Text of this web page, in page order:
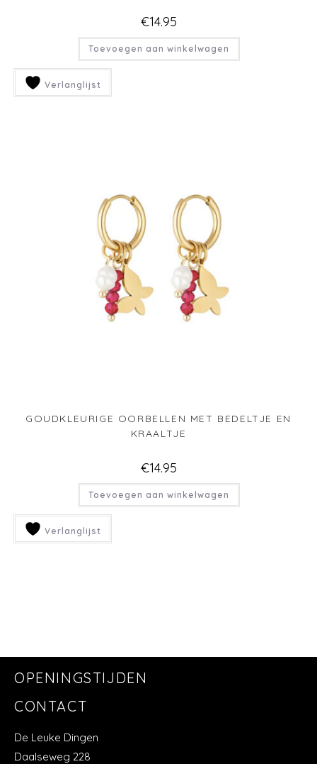
€14.95
Toevoegen aan winkelwagen
Verlanglijst
GOUDKLEURIGE OORBELLEN MET BEDELTJE EN
KRAALTJE
€14.95
Toevoegen aan winkelwagen
Verlanglijst
OPENINGSTIJDEN
CONTACT
De Leuke Dingen
Daalseweg 228
inbox
INSCHRIJVEN